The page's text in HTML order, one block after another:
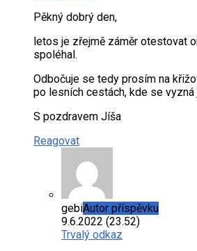
Pěkný dobrý den,
letos je zřejmě záměr otestovat
spoléhal.
Odbočuje se tedy prosím na
po lesních cestách, kde se vyzná
S pozdravem Jíša
Reagovat
gebiAutor příspěvku
9.6.2022 (23.52)
Trvalý odkaz